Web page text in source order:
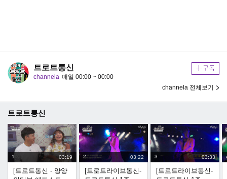
트로트통신
channela 매일 00:00 ~ 00:00
구독
channela 전체보기
트로트통신
1 03:19
[트로트통신 - 양양
2 03:22
[트로트라이브통신-
3 03:33
[트로트라이브통신-